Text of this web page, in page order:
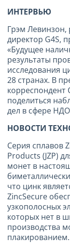
ИНТЕРВЬЮ
Грэм Левинзон,
директор G4S,
«Будущее
результаты
исследования
28 странах. В
корреспондент
поделиться
дел в сфере
НОВОСТИ
Серия сплавов
Products (JZP)
монет в
что цинк
ZincSecure
узкополосных
которых нет в
производства
плакированием.